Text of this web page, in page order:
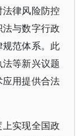
律风险防控
与数字行政
范体系。此
等新兴议题
用提供合法
实现全国政